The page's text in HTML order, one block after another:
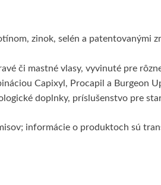
zinok, selén a patentovanými
či mastné vlasy, vyvinuté pre
Capixyl, Procapil a Burgeon
doplnky, príslušenstvo pre
informácie o produktoch sú